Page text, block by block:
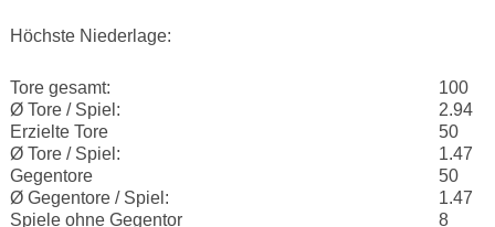
Höchste Niederlage:
Tore gesamt:
100
Ø Tore / Spiel:
2.94
Erzielte Tore
50
Ø Tore / Spiel:
1.47
Gegentore
50
Ø Gegentore / Spiel:
1.47
Spiele ohne Gegentor
8